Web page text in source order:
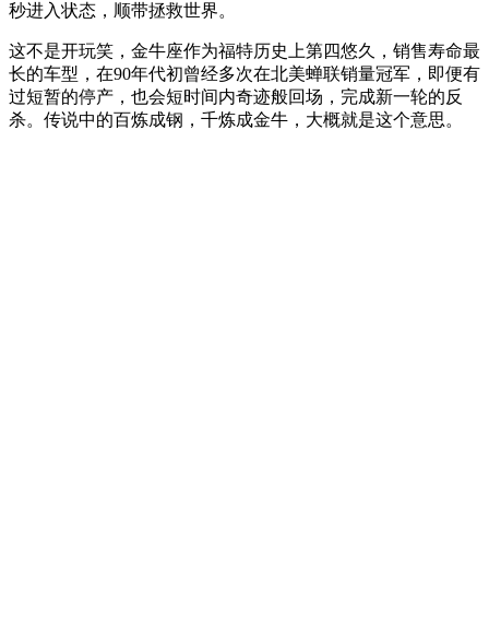
秒进入状态，顺带拯救世界。
这不是开玩笑，金牛座作为福特历史上第四悠久，销售寿命最
长的车型，在90年代初曾经多次在北美蝉联销量冠军，即便有
过短暂的停产，也会短时间内奇迹般回场，完成新一轮的反
杀。传说中的百炼成钢，千炼成金牛，大概就是这个意思。